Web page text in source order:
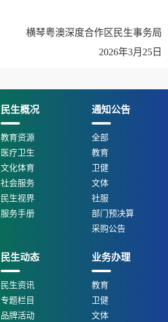
横琴粤澳深度合作区民生事务局
2026年3月25日
民生概况
教育资源
医疗卫生
文化体育
社会服务
民生视界
服务手册
通知公告
全部
教育
卫健
文体
社服
部门预决算
采购公告
民生动态
民生资讯
专题栏目
品牌活动
业务办理
教育
卫健
文体